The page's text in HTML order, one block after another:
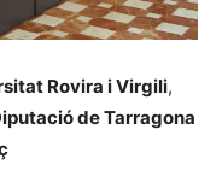
Rovira i Virgili,
de Tarragona